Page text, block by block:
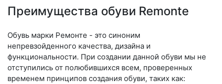
Преимущества обуви Remonte
Обувь марки Ремонте - это синоним
непревзойденного качества, дизайна и
функциональности. При создании данной обуви мы не
отступились от полюбившихся всем, проверенных
временем принципов создания обуви, таких как: